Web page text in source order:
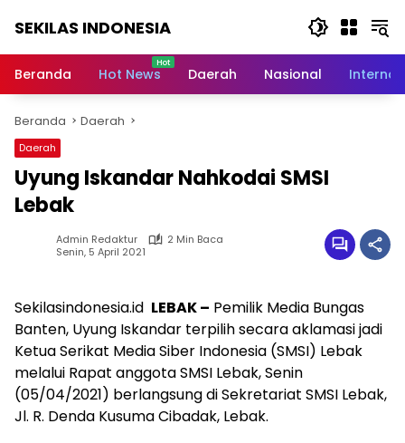
SEKILAS INDONESIA
Terkini,
Latest
World,
Headlines,
News
Today
Beranda Hot News Daerah Nasional
Beranda Daerah
Daerah
Uyung Iskandar Nahkodai SMSI
Lebak
Admin Redaktur
2 Min Baca
Senin, 5 April 2021
Sekilasindonesia.id LEBAK – Pemilik Media Bungas
Banten, Uyung Iskandar terpilih secara aklamasi jadi
Ketua Serikat Media Siber Indonesia (SMSI) Lebak
melalui Rapat anggota SMSI Lebak, Senin
(05/04/2021) berlangsung di Sekretariat SMSI Lebak,
Jl. R. Denda Kusuma Cibadak, Lebak.